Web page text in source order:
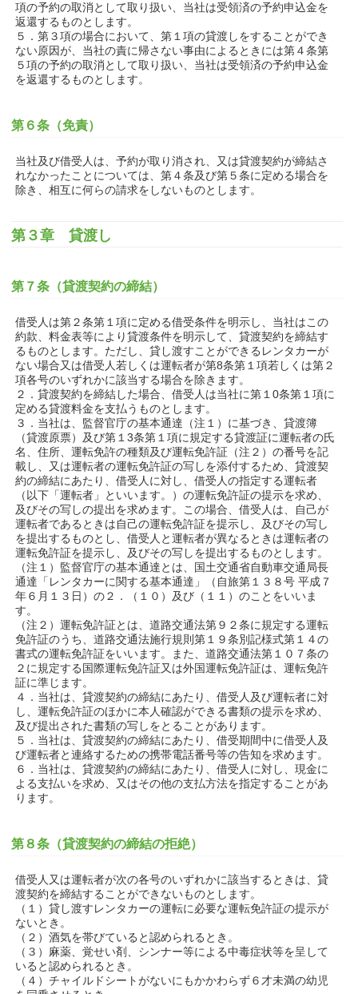
項の予約の取消として取り扱い、当社は受領済の予約申込金を
返還するものとします。
５．第３項の場合において、第１項の貸渡しをすることができ
ない原因が、当社の責に帰さない事由によるときには第４条第
５項の予約の取消として取り扱い、当社は受領済の予約申込金
を返還するものとします。
第６条（免責）
当社及び借受人は、予約が取り消され、又は貸渡契約が締結さ
れなかったことについては、第４条及び第５条に定める場合を
除き、相互に何らの請求をしないものとします。
第３章 貸渡し
第７条（貸渡契約の締結）
借受人は第２条第１項に定める借受条件を明示し、当社はこの
約款、料金表等により貸渡条件を明示して、貸渡契約を締結す
るものとします。ただし、貸し渡すことができるレンタカーが
ない場合又は借受人若しくは運転者が第8条第１項若しくは第２
項各号のいずれかに該当する場合を除きます。
２．貸渡契約を締結した場合、借受人は当社に第１0条第１項に
定める貸渡料金を支払うものとします。
３．当社は、監督官庁の基本通達（注１）に基づき、貸渡簿
（貸渡原票）及び第１3条第１項に規定する貸渡証に運転者の氏
名、住所、運転免許の種類及び運転免許証（注２）の番号を記
載し、又は運転者の運転免許証の写しを添付するため、貸渡契
約の締結にあたり、借受人に対し、借受人の指定する運転者
（以下「運転者」といいます。）の運転免許証の提示を求め、
及びその写しの提出を求めます。この場合、借受人は、自己が
運転者であるときは自己の運転免許証を提示し、及びその写し
を提出するものとし、借受人と運転者が異なるときは運転者の
運転免許証を提示し、及びその写しを提出するものとします。
（注１）監督官庁の基本通達とは、国土交通省自動車交通局長
通達「レンタカーに関する基本通達」（自旅第１３８号 平成７
年６月１３日）の２．（１０）及び（１１）のことをいいま
す。
（注２）運転免許証とは、道路交通法第９２条に規定する運転
免許証のうち、道路交通法施行規則第１９条別記様式第１４の
書式の運転免許証をいいます。また、道路交通法第１０７条の
２に規定する国際運転免許証又は外国運転免許証は、運転免許
証に準じます。
４．当社は、貸渡契約の締結にあたり、借受人及び運転者に対
し、運転免許証のほかに本人確認ができる書類の提示を求め、
及び提出された書類の写しをとることがあります。
５．当社は、貸渡契約の締結にあたり、借受期間中に借受人及
び運転者と連絡するための携帯電話番号等の告知を求めます。
６．当社は、貸渡契約の締結にあたり、借受人に対し、現金に
よる支払いを求め、又はその他の支払方法を指定することがあ
ります。
第８条（貸渡契約の締結の拒絶）
借受人又は運転者が次の各号のいずれかに該当するときは、貸
渡契約を締結することができないものとします。
（１）貸し渡すレンタカーの運転に必要な運転免許証の提示が
ないとき。
（２）酒気を帯びていると認められるとき。
（３）麻薬、覚せい剤、シンナー等による中毒症状等を呈して
いると認められるとき。
（４）チャイルドシートがないにもかかわらず６才未満の幼児